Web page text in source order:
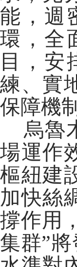
能，週
環，全
目，安
練、實
保障機
烏魯
場運作
樞紐建
加快絲
撐作用
集群”